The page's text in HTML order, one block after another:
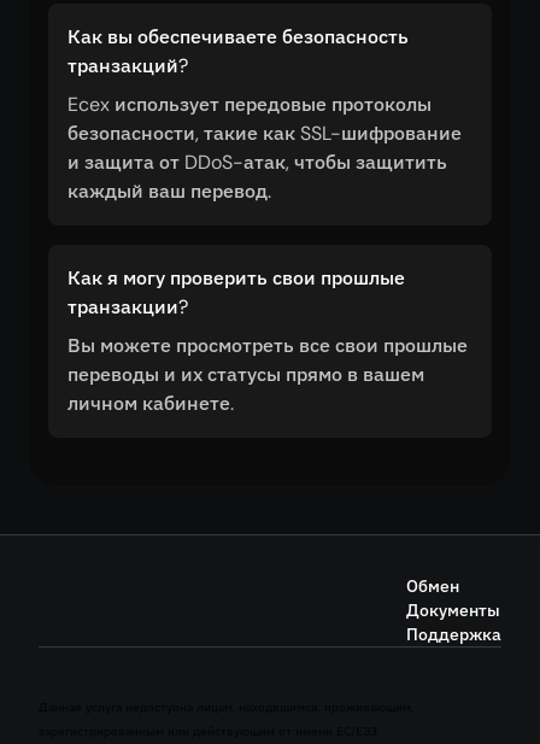
Как вы обеспечиваете безопасность
транзакций?
Ecex использует передовые протоколы
безопасности, такие как SSL-шифрование
и защита от DDoS-атак, чтобы защитить
каждый ваш перевод.
Как я могу проверить свои прошлые
транзакции?
Вы можете просмотреть все свои прошлые
переводы и их статусы прямо в вашем
личном кабинете.
Обмен
Документы
Поддержка